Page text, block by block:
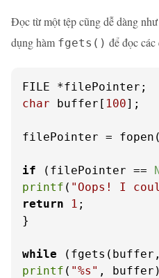
Đọc từ một tệp cũng dễ dàng
dụng hàm fgets() để đọc
char buffer[ 100];
filePointer = fopen(
if (filePointer ==
printf ( "Oops! I
return
1 ;
}
while
printf ( "%s" ,